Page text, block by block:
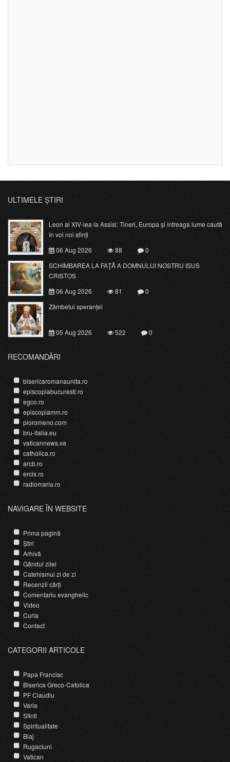
ULTIMELE ȘTIRI
Leon al XIV-lea la Assisi: Tineri, Europa și întreaga lume caută
în voi noi sfinți
06 Aug 2026
88
0
SCHIMBAREA LA FAŢĂ A DOMNULUI NOSTRU ISUS
CRISTOS
06 Aug 2026
81
0
Zâmbetul speranței
05 Aug 2026 522 0
RECOMANDĂRI
bisericaromanaunita.ro
episcopiabucuresti.ro
egco.ro
episcopiamm.ro
pioromeno.com
bru-italia.eu
vaticannews.va
catholica.ro
arcb.ro
ercis.ro
radiomaria.ro
NAVIGARE ÎN WEBSITE
Prima pagină
Știri
Arhivă
Gândul zilei
Catehismul zi de zi
Recenzii cărți
Comentariu evanghelic
Video
Curia
Contact
CATEGORII ARTICOLE
Papa Francisc
Biserica Greco-Catolica
PF Claudiu
Varia
Sfinti
Spiritualitate
Blaj
Rugaciuni
Vatican